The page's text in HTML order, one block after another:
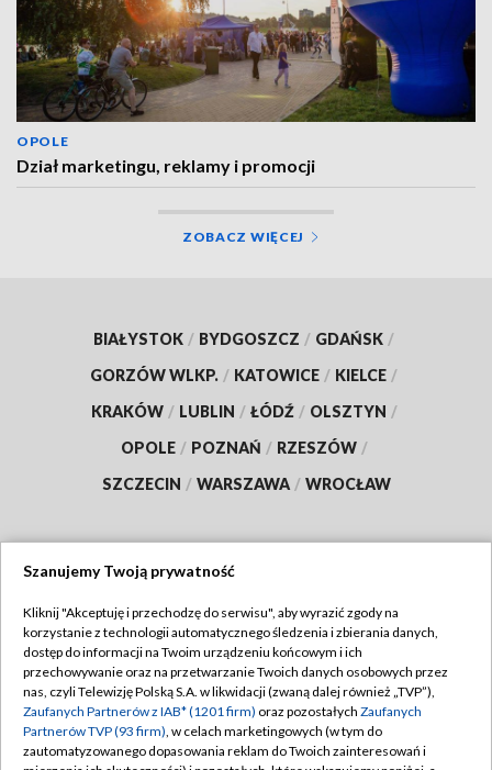
OPOLE
Dział marketingu, reklamy i promocji
ZOBACZ WIĘCEJ
BIAŁYSTOK / BYDGOSZCZ / GDAŃSK /
GORZÓW WLKP. / KATOWICE / KIELCE /
KRAKÓW / LUBLIN / ŁÓDŹ / OLSZTYN /
OPOLE / POZNAŃ / RZESZÓW /
SZCZECIN / WARSZAWA / WROCŁAW
TVP
Abonament TVP
Emisja w TVP
Centrum informacji TVP
Regulamin TVP
Polityka prywatności
Moje zgody
Szanujemy Twoją prywatność
Kliknij "Akceptuję i przechodzę do serwisu", aby wyrazić zgody na
korzystanie z technologii automatycznego śledzenia i zbierania danych,
dostęp do informacji na Twoim urządzeniu końcowym i ich
przechowywanie oraz na przetwarzanie Twoich danych osobowych przez
nas, czyli Telewizję Polską S.A. w likwidacji (zwaną dalej również „TVP”),
Zaufanych Partnerów z IAB* (1201 firm) oraz pozostałych Zaufanych
Partnerów TVP (93 firm), w celach marketingowych (w tym do
zautomatyzowanego dopasowania reklam do Twoich zainteresowań i